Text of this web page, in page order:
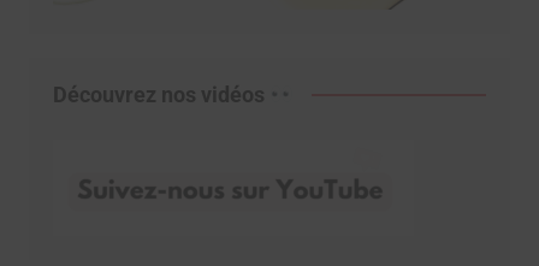
Découvrez nos vidéos